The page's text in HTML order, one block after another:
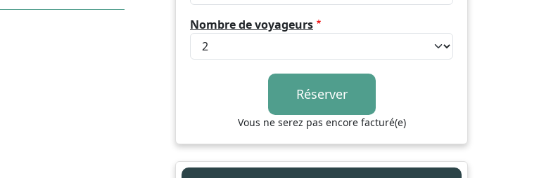
Nombre de voyageurs
Vous ne serez pas encore facturé(e)